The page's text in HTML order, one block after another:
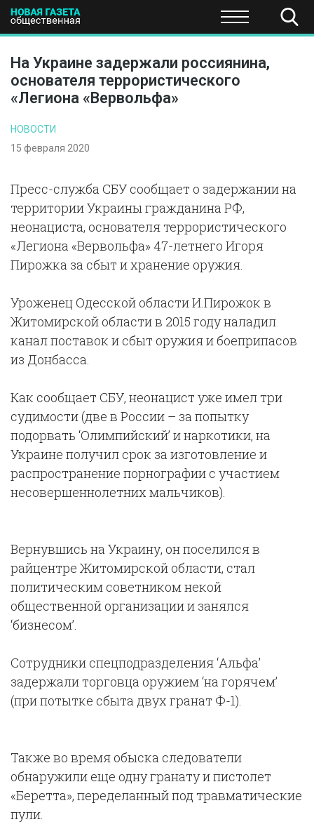
ПОЛИТИКА ЭКОНОМИКА НАУКА И
На Украине задержали россиянина,
основателя террористического
«Легиона «Вервольфа»
НОВОСТИ
15 февраля 2020
Пресс-служба СБУ сообщает о задержании на
территории Украины гражданина РФ,
неонациста, основателя террористического
«Легиона «Вервольфа» 47-летнего Игоря
Пирожка за сбыт и хранение оружия.
Уроженец Одесской области И.Пирожок в
Житомирской области в 2015 году наладил
канал поставок и сбыт оружия и боеприпасов
из Донбасса.
Как сообщает СБУ, неонацист уже имел три
судимости (две в России – за попытку
подорвать ‘Олимпийский’ и наркотики, на
Украине получил срок за изготовление и
распространение порнографии с участием
несовершеннолетних мальчиков).
Вернувшись на Украину, он поселился в
райцентре Житомирской области, стал
политическим советником некой
общественной организации и занялся
‘бизнесом’.
Сотрудники спецподразделения ‘Альфа’
задержали торговца оружием ‘на горячем’
(при потытке сбыта двух гранат Ф-1).
Также во время обыска следователи
обнаружили еще одну гранату и пистолет
«Беретта», переделанный под травматические
пули.